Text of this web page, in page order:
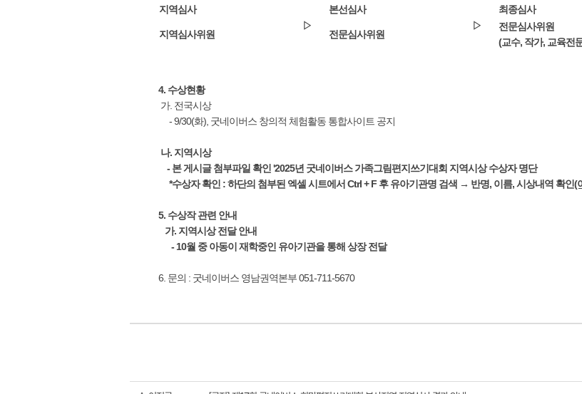
지역심사
▷
본선심사
▷
최종심사
지역심사위원 전문심사위원
전문심사위원
(교수, 작가, 교육전
4. 수상현황
가. 전국시상
- 9/30(화), 굿네이버스 창의적 체험활동 통합사이트 공지
나. 지역시상
- 본 게시글 첨부파일 확인 '2025년 굿네이버스 가족그림편지쓰기대회 지역시상 수상자 명단
*수상자 확인 : 하단의 첨부된 엑셀 시트에서 Ctrl + F 후 유아기관명 검색 → 반명, 이름, 시상내역 확인 (
5. 수상작 관련 안내
가. 지역시상 전달 안내
- 10월 중 아동이 재학중인 유아기관을 통해 상장 전달
6. 문의 : 굿네이버스 영남권역본부 051-711-5670